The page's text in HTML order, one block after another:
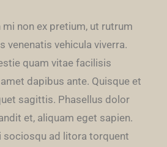
non ex pretium, ut rutrum
venenatis vehicula viverra.
quam vitae facilisis
dapibus ante. Quisque et
sagittis. Phasellus dolor
et, aliquam eget sapien.
sociosqu ad litora torquent